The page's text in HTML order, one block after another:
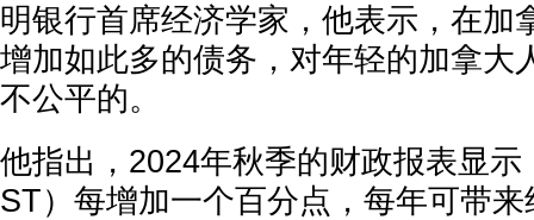
明银行首席经济学家，他表示，在加
增加如此多的债务，对年轻的加拿大
不公平的。
他指出，2024年秋季的财政报表显
ST）每增加一个百分点，每年可带